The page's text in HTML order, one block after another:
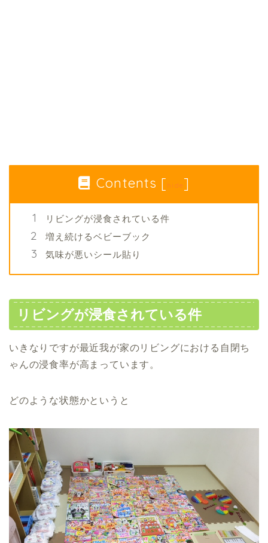
Contents [ hide ]
リビングが浸食されている件
増え続けるベビーブック
気味が悪いシール貼り
リビングが浸食されている件
いきなりですが最近我が家のリビングにおける自閉ち
ゃんの浸食率が高まっています。
どのような状態かというと